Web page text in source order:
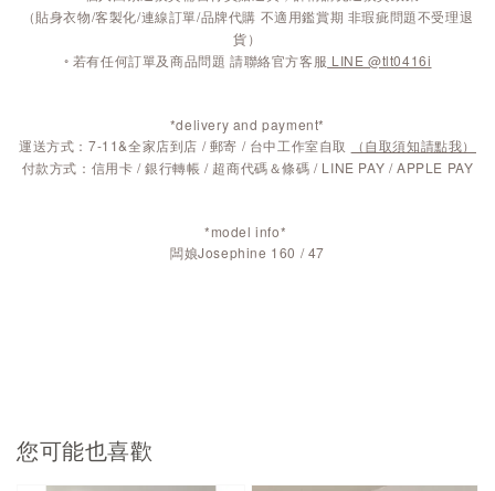
（貼身衣物/客製化/連線訂單/品牌代購 不適用鑑賞期 非瑕疵問題不受理退
貨）
◦ 若有任何訂單及商品問題 請聯絡官方客服 LINE @tlt0416i
*delivery and payment*
運送方式：7-11&全家店到店 / 郵寄 / 台中工作室自取
（自取須知請點我）
付款方式：信用卡 / 銀行轉帳 / 超商代碼＆條碼 / LINE PAY / APPLE PAY
*model info*
闆娘Josephine 160 / 47
您可能也喜歡